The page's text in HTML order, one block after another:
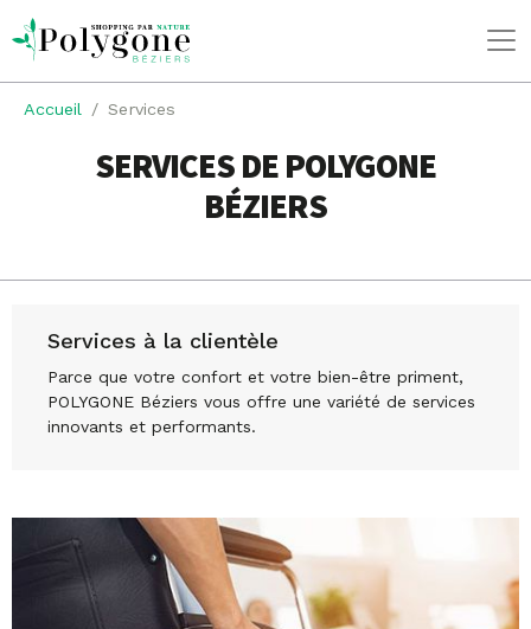
Accueil Services
SERVICES DE POLYGONE
BÉZIERS
Services à la clientèle
Parce que votre confort et votre bien-être priment,
POLYGONE Béziers vous offre une variété de services
innovants et performants.